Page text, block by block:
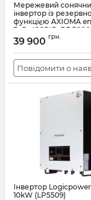
Мережевий
інвертор із
функцією AXIOMA
3кВт ISGRID-BF 3000
Артикул: АН009521
39 900 грн.
Повідомити о
Інвертор
10kW (LP5509)